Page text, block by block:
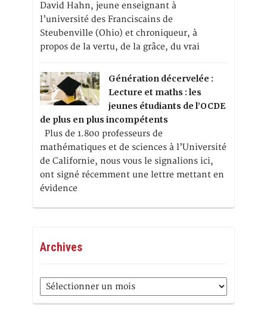
David Hahn, jeune enseignant à
l’université des Franciscains de
Steubenville (Ohio) et chroniqueur, à
propos de la vertu, de la grâce, du vrai
Génération décervelée :
Lecture et maths : les
jeunes étudiants de l’OCDE
de plus en plus incompétents
Plus de 1.800 professeurs de
mathématiques et de sciences à l’Université
de Californie, nous vous le signalions ici,
ont signé récemment une lettre mettant en
évidence
Archives
Archives